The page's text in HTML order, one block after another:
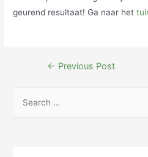
geurend resultaat! Ga naar het
Post← Previous Post